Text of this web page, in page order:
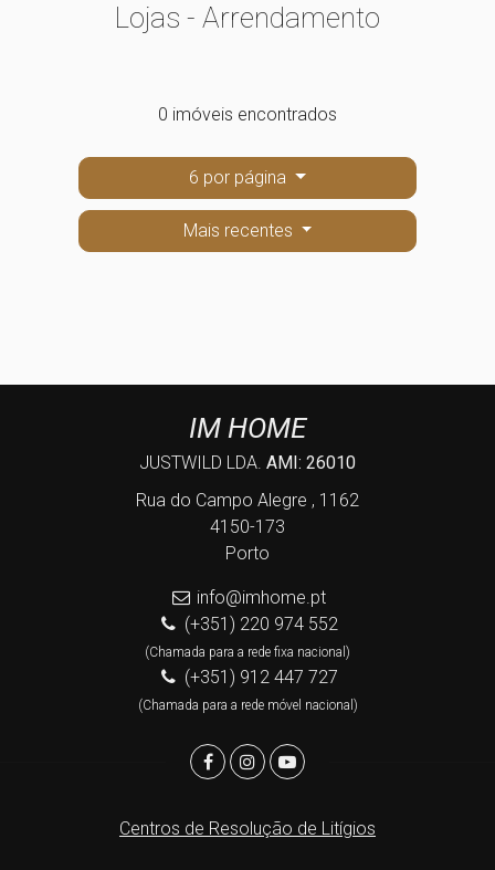
Lojas - Arrendamento
0 imóveis encontrados
6 por página
Mais recentes
IM HOME
JUSTWILD LDA. AMI: 26010
Rua do Campo Alegre , 1162
4150-173
Porto
info@imhome.pt
(+351) 220 974 552
(Chamada para a rede fixa nacional)
(+351) 912 447 727
(Chamada para a rede móvel nacional)
Centros de Resolução de Litígios